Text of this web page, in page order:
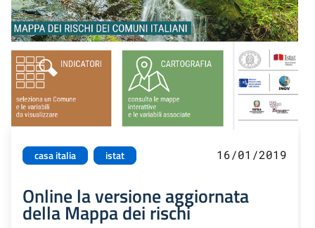
casa italia istat 16/01/2019
Online la versione aggiornata
della Mappa dei rischi